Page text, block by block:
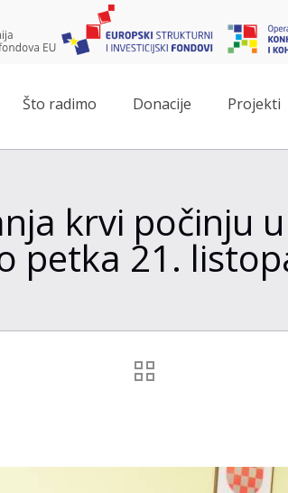
Što radimo Donacije Projekti
krvi počinju
petka 21.